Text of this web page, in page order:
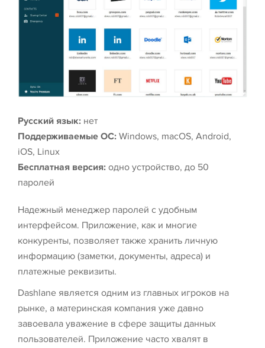
Русский язык: нет
Поддерживаемые ОС: Windows, macOS, Android,
iOS, Linux
Бесплатная версия: одно устройство, до 50
паролей
Надежный менеджер паролей с удобным
интерфейсом. Приложение, как и многие
конкуренты, позволяет также хранить личную
информацию (заметки, документы, адреса) и
платежные реквизиты.
Dashlane является одним из главных игроков на
рынке, а материнская компания уже давно
завоевала уважение в сфере защиты данных
пользователей. Приложение часто хвалят в